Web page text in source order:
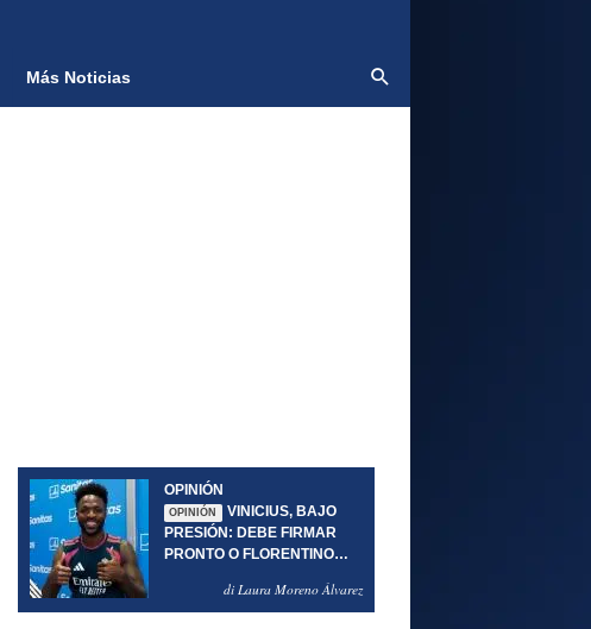
Más Noticias
OPINIÓN
OPINIÓN
VINICIUS, BAJO
PRESIÓN: DEBE FIRMAR
PRONTO O FLORENTINO
di Laura Moreno Álvarez